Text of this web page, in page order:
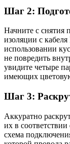
Шаг 2:
Начните с
изоляции с
использовании
не повредить
увидите четыре
имеющих
Шаг 3:
Аккуратно
их в
схема